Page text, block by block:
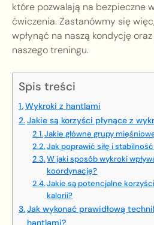
które pozwalają na bezpieczne
ćwiczenia. Zastanówmy się
wpłynąć na naszą kondycję
naszego treningu.
Spis treści
Wykroki z hantlami
Jakie są korzyści płynące z
Jakie główne grupy
Jak poprawić siłę i
W jaki sposób wykroki
koordynację?
Jakie są potencjalne
kalorii?
Jak wykonać prawidłową
hantlami?